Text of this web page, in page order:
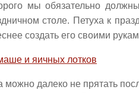
мы обязательно
столе. Петуха к
создать его своими
можно далеко не прятать